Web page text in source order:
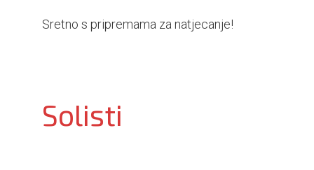
Sretno s pripremama za natjecanje!
Solisti